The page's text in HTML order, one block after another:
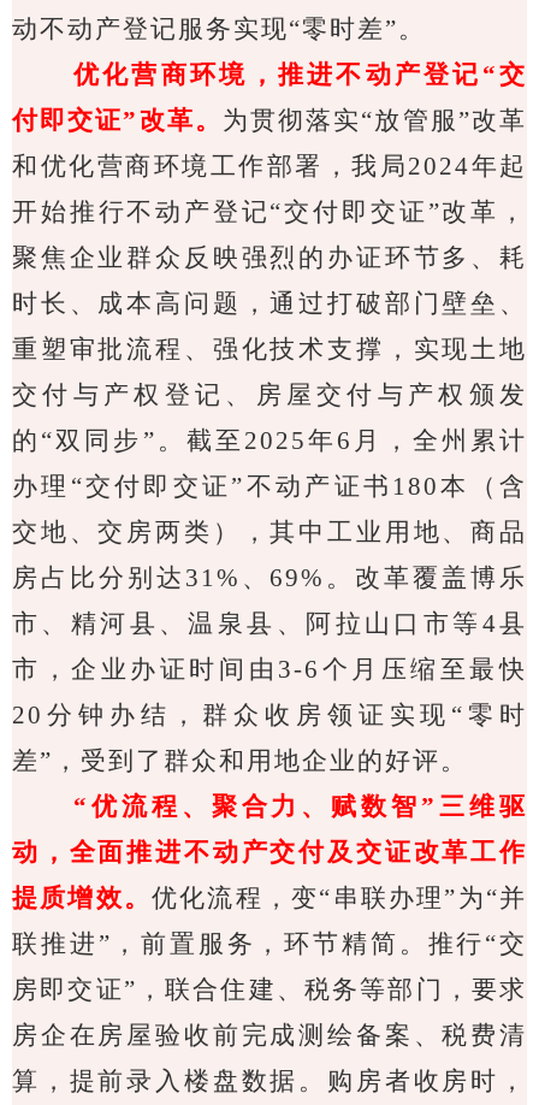
动不动产登记服务实现“零时差”。
优化营商环境，推进不动产登记“交
付即交证”改革。 为贯彻落实“放管服”改革
和优化营商环境工作部署，我局2024年起
开始推行不动产登记“交付即交证”改革，
聚焦企业群众反映强烈的办证环节多、耗
时长、成本高问题，通过打破部门壁垒、
重塑审批流程、强化技术支撑，实现土地
交付与产权登记、房屋交付与产权颁发
的“双同步”。截至 2025年 6 月，全州累计
办理“交付即交证”不动产证书 180本（含
交地、交房两类），其中工业用地、商品
房占比分别达 31% 、 69% 。改革覆盖博乐
市、精河县、温泉县、阿拉山口市等 4县
市，企业办证时间由 3-6 个月压缩至最快
20 分钟办结，群众收房领证实现“零时
差”，受到了群众和用地企业的好评。
“优流程、聚合力、赋数智”三维驱
动，全面推进不动产交付及交证改革工作
提质增效。优化流程，变“串联办理”为“并
联推进”，前置服务，环节精简。推行“交
房即交证”，联合住建、税务等部门，要求
房企在房屋验收前完成测绘备案、税费清
算，提前录入楼盘数据。购房者收房时，